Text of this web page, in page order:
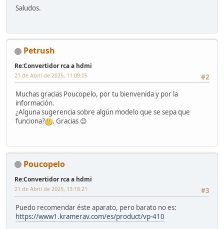
Saludos.
Petrush
Re:Convertidor rca a hdmi
#2
21 de Abril de 2025, 11:09:05
Muchas gracias Poucopelo, por tu bienvenida y por la
información.
¿Alguna sugerencia sobre algún modelo que se sepa que
funciona?
. Gracias 😊
Poucopelo
Re:Convertidor rca a hdmi
#3
21 de Abril de 2025, 13:18:21
Puedo recomendar éste aparato, pero barato no es:
https://www1.kramerav.com/es/product/vp-410